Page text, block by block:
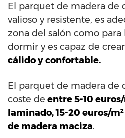
El parquet de madera de
valioso y resistente, es
zona del salón como para
dormir y es capaz de
cálido y confortable.
El parquet de madera de
coste de entre 5-10
laminado, 15-20 euros/
de madera maciza.